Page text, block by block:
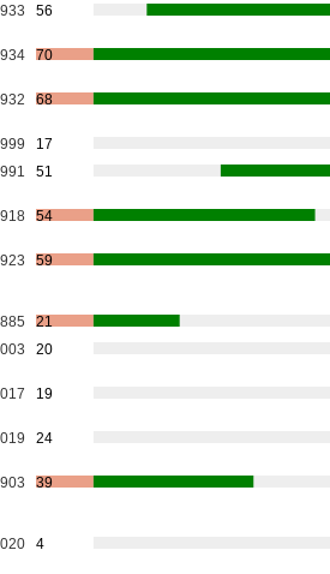
56
70
68
17
51
54
59
21
20
19
24
39
4